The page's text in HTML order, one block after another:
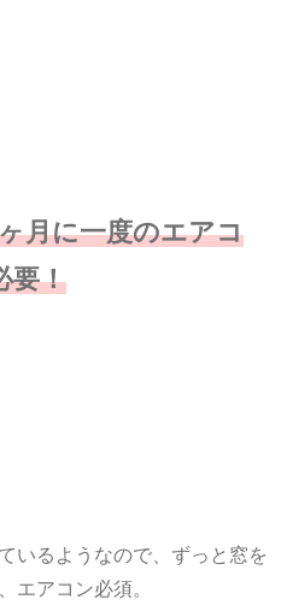
月に一度のエアコ
要！
いるようなので、ずっと窓を
エアコン必須。